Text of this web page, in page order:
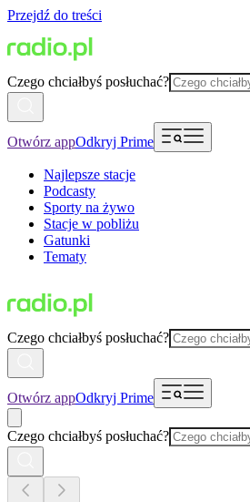
Przejdź do treści
Czego chciałbyś posłuchać?
Otwórz appOdkryj Prime
Najlepsze stacje
Podcasty
Sporty na żywo
Stacje w pobliżu
Gatunki
Tematy
Czego chciałbyś posłuchać?
Otwórz appOdkryj Prime
Czego chciałbyś posłuchać?